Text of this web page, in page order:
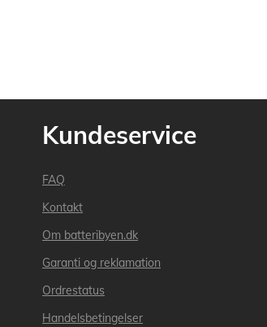
Kundeservice
FAQ
Kontakt
Om batteribyen.dk
Garanti og reklamation
Ordrestatus
Handelsbetingelser